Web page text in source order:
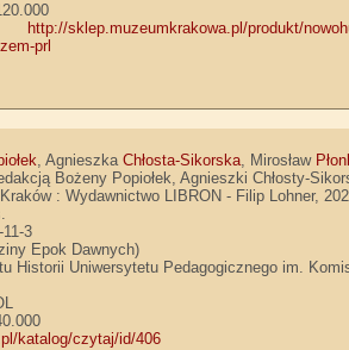
http://sklep.muzeumkrakowa.pl/produkt/
prl
, AgnieszkaChłosta-Sikorska, Mirosław
Bożeny Popiołek, Agnieszki Chłosty-
Kraków : Wydawnictwo LIBRON - Filip Lohner,
3
Epok Dawnych)
Historii Uniwersytetu Pedagogicznego im.
katalog/czytaj/id/406